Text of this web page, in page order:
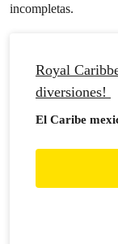
incompletas.
Royal
diversiones!
El Caribe